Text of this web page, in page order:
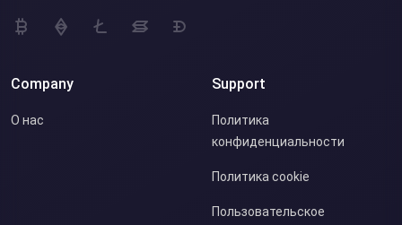
Company
О нас
Support
Политика
конфиденциальности
Политика cookie
Пользовательское